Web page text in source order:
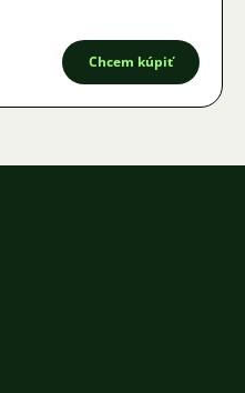
Chcem kúpiť